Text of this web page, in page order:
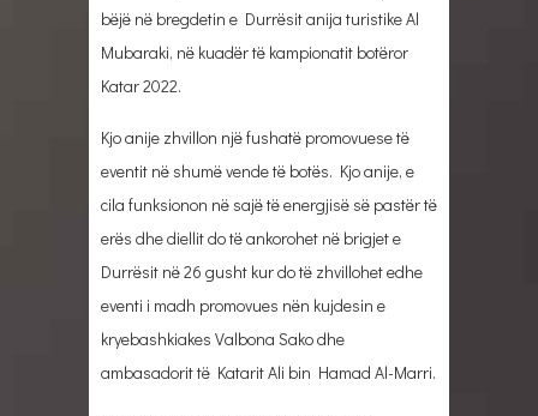
bëjë në bregdetin e Durrësit anija turistike Al
Mubaraki, në kuadër të kampionatit botëror
Katar 2022.
Kjo anije zhvillon një fushatë promovuese të
eventit në shumë vende të botës. Kjo anije, e
cila funksionon në sajë të energjisë së pastër të
erës dhe diellit do të ankorohet në brigjet e
Durrësit në 26 gusht kur do të zhvillohet edhe
eventi i madh promovues nën kujdesin e
kryebashkiakes Valbona Sako dhe
ambasadorit të Katarit Ali bin Hamad Al-Marri.